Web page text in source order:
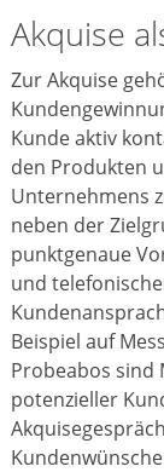
Akquise
Zur Akquise
Kunde aktiv
den Produkten
Unternehmens
neben der
punktgenaue
und
Beispiel auf
Probeabos sind
potenzieller